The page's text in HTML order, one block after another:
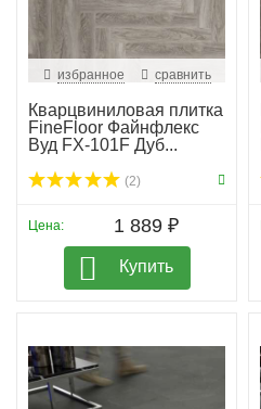
избранное сравнить
Кварцвиниловая плитка
FineFloor Файнфлекс
Вуд FX-101F Дуб...
(2)
Цена: 1 889 ₽
Купить